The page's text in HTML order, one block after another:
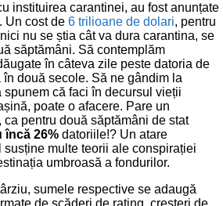
instituirea carantinei, au fost anunțate
Un cost de 6 trilioane de dolari, pentru
nu se știa cât va dura carantina, se
săptămâni. Să contemplăm
în câteva zile peste datoria de
două secole. Să ne gândim la
că faci în decursul vieții
poate o afacere. Pare un
pentru două săptămâni de stat
încă 26% datoriile!? Un atare
multe teorii ale conspirației
umbroasă a fondurilor.
sumele respective se adaugă